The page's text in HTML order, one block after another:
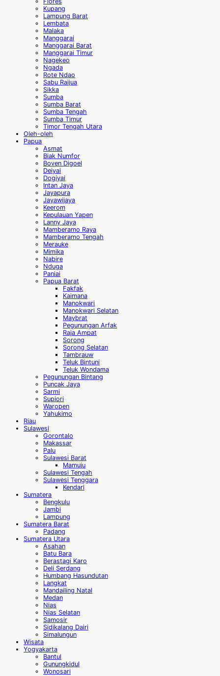
Kupang
Lampung Barat
Lembata
Malaka
Manggarai
Manggarai Barat
Manggarai Timur
Nagekeo
Ngada
Rote Ndao
Sabu Raijua
Sikka
Sumba
Sumba Barat
Sumba Tengah
Sumba Timur
Timor Tengah Utara
Oleh-oleh
Papua
Asmat
Biak Numfor
Boven Digoel
Deiyai
Dogiyai
Intan Jaya
Jayapura
Jayawijaya
Keerom
Kepulauan Yapen
Lanny Jaya
Mamberamo Raya
Mamberamo Tengah
Merauke
Mimika
Nabire
Nduga
Paniai
Papua Barat
Fakfak
Kaimana
Manokwari
Manokwari Selatan
Maybrat
Pegunungan Arfak
Raja Ampat
Sorong
Sorong Selatan
Tambrauw
Teluk Bintuni
Teluk Wondama
Pegunungan Bintang
Puncak Jaya
Sarmi
Supiori
Waropen
Yahukimo
Riau
Sulawesi
Gorontalo
Makassar
Palu
Sulawesi Barat
Mamuju
Sulawesi Tengah
Sulawesi Tenggara
Kendari
Sumatera
Bengkulu
Jambi
Lampung
Sumatera Barat
Padang
Sumatera Utara
Asahan
Batu Bara
Berastagi Karo
Deli Serdang
Humbang Hasundutan
Langkat
Mandailing Natal
Medan
Nias
Nias Selatan
Samosir
Sidikalang Dairi
Simalungun
Wisata
Yogyakarta
Bantul
Gunungkidul
Wonosari